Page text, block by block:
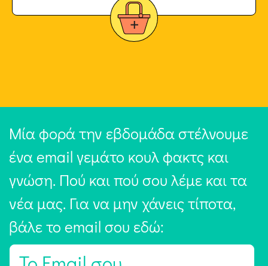
Μία φορά την εβδομάδα στέλνουμε
ένα email γεμάτο κουλ φακτς και
γνώση. Πού και πού σου λέμε και τα
νέα μας. Για να μην χάνεις τίποτα,
βάλε το email σου εδώ:
E